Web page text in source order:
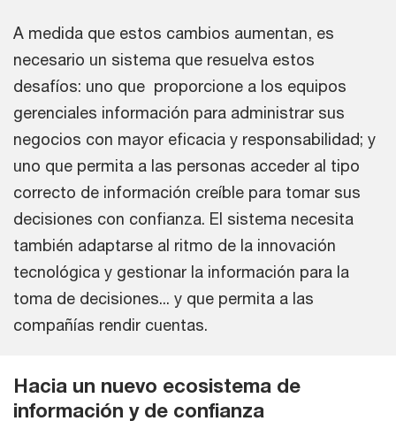
A medida que estos cambios aumentan, es
necesario un sistema que resuelva estos
desafíos: uno que proporcione a los equipos
gerenciales información para administrar sus
negocios con mayor eficacia y responsabilidad; y
uno que permita a las personas acceder al tipo
correcto de información creíble para tomar sus
decisiones con confianza. El sistema necesita
también adaptarse al ritmo de la innovación
tecnológica y gestionar la información para la
toma de decisiones... y que permita a las
compañías rendir cuentas.
Hacia un nuevo ecosistema de
información y de confianza